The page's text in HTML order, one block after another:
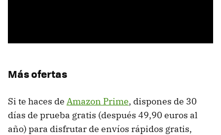
Más ofertas
Si te haces de Amazon Prime, dispones de 30
días de prueba gratis (después 49,90 euros al
año) para disfrutar de envíos rápidos gratis,